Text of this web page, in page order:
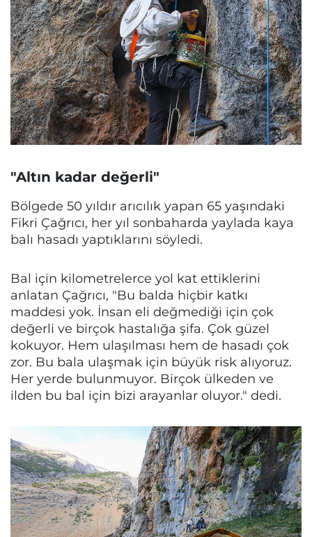
"Altın kadar değerli"
Bölgede 50 yıldır arıcılık yapan 65 yaşındaki
Fikri Çağrıcı, her yıl sonbaharda yaylada kaya
balı hasadı yaptıklarını söyledi.
Bal için kilometrelerce yol kat ettiklerini
anlatan Çağrıcı, "Bu balda hiçbir katkı
maddesi yok. İnsan eli değmediği için çok
değerli ve birçok hastalığa şifa. Çok güzel
kokuyor. Hem ulaşılması hem de hasadı çok
zor. Bu bala ulaşmak için büyük risk alıyoruz.
Her yerde bulunmuyor. Birçok ülkeden ve
ilden bu bal için bizi arayanlar oluyor." dedi.